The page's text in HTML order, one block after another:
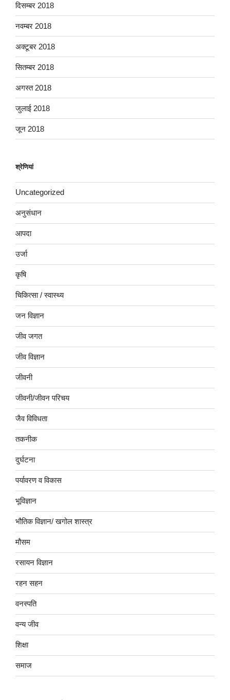
दिसम्बर 2018
नवम्बर 2018
अक्टूबर 2018
सितम्बर 2018
अगस्त 2018
जुलाई 2018
जून 2018
श्रेणियां
Uncategorized
अनुसंधान
आपदा
उर्जा
कृषि
चिकित्सा / स्वास्थ्य
जन विज्ञान
जीव जगत
जीव विज्ञान
जीवनी
जीवनी/जीवन परिचय
जैव विविधता
तकनीक
दुर्घटना
पर्यावरण व विकास
भूविज्ञान
भौतिक विज्ञान/ खगोल शास्त्र
मौसम
रसायन विज्ञान
रहन सहन
वनस्पति
वन्य जीव
शिक्षा
समाज